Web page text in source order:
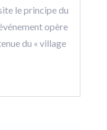
le principe du
opère
du « village